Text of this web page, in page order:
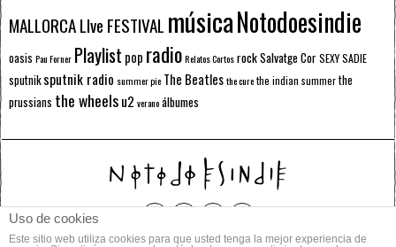
MALLORCA LIve FESTIVAL músicaNotodoesindie
oasis Pau Forner Playlist pop radioRelatos CortosrockSalvatge CorSEXY SADIE
sputnik sputnik radio summer pie The Beatlesthe curethe indian summerthe
prussians the wheelsu2 veranoálbumes
Uso de cookies
Este sitio web utiliza cookies para que usted tenga la mejor experiencia de